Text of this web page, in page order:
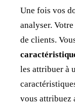
Une fois vos
analyser.
de clients.
les attribuer à
vous attribuez